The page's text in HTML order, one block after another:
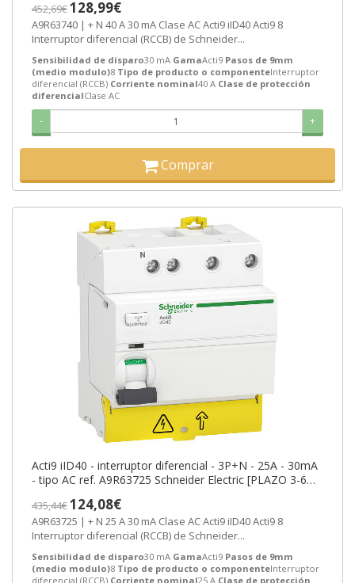
452,69€128,99€
A9R63740 | + N 40 A 30 mA Clase AC Acti9 iID40 Acti9 8
Interruptor diferencial (RCCB) de Schneider...
Sensibilidad de disparo30 mA GamaActi9 Pasos de 9mm
(medio modulo)8 Tipo de producto o componenteInterruptor
diferencial (RCCB) Corriente nominal40 A Clase de protección
diferencialClase AC
- +
Comprar
Acti9 iID40 - interruptor diferencial - 3P+N - 25A - 30mA
- tipo AC ref. A9R63725 Schneider Electric [PLAZO 3-6
435,44€124,08€
A9R63725 | + N 25 A 30 mA Clase AC Acti9 iID40 Acti9 8
Interruptor diferencial (RCCB) de Schneider...
Sensibilidad de disparo30 mA GamaActi9 Pasos de 9mm
(medio modulo)8 Tipo de producto o componenteInterruptor
diferencial (RCCB) Corriente nominal25 A Clase de protección